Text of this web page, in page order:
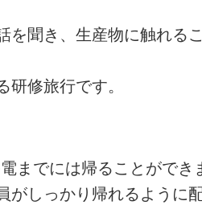
を聞き、生産物に触れ
修旅行です。
までには帰ることができ
しっかり帰れるように